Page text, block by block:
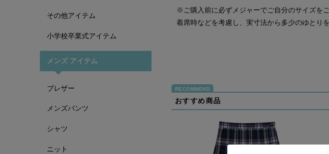
その他アイテム
小学校卒業式アイテム
メンズ アイテム
ブレザー
メンズパンツ
シャツ
ニット
※ご購入前に必ずメジャーでご自分のサイズをご
着席時などを考慮し、実寸法から多少のゆとり
おすすめ商品